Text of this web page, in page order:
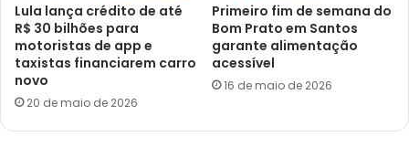
Lula lança crédito de até
R$ 30 bilhões para
motoristas de app e
taxistas financiarem carro
novo
20 de maio de 2026
Primeiro fim de semana do
Bom Prato em Santos
garante alimentação
acessível
16 de maio de 2026